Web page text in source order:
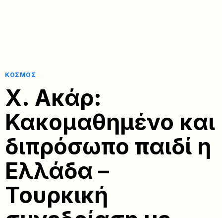
ΚΌΣΜΟΣ
Χ. Ακάρ:
Κακομαθημένο και
διπρόσωπο παιδί η
Ελλάδα –
Τουρκική